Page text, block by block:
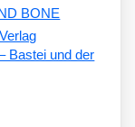
BONE
Bastei und der